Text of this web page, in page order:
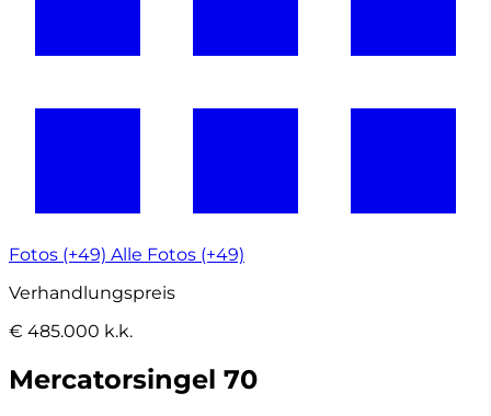
Fotos (+49) Alle Fotos (+49)
Verhandlungspreis
€ 485.000 k.k.
Mercatorsingel 70